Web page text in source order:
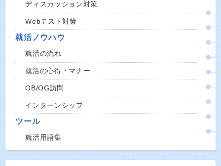
ディスカッション対策
Webテスト対策
就活ノウハウ
就活の流れ
就活の心得・マナー
OB/OG訪問
インターンシップ
ツール
就活用語集